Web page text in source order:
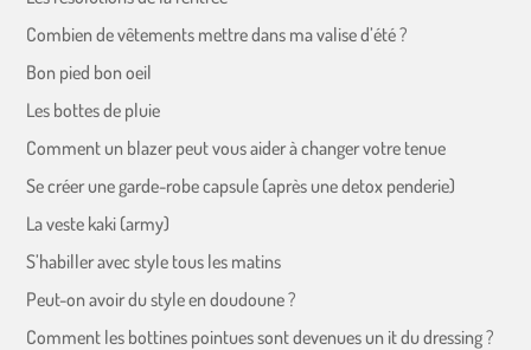
Combien de vêtements mettre dans ma valise d’été ?
Bon pied bon oeil
Les bottes de pluie
Comment un blazer peut vous aider à changer votre tenue
Se créer une garde-robe capsule (après une detox penderie)
La veste kaki (army)
S’habiller avec style tous les matins
Peut-on avoir du style en doudoune ?
Comment les bottines pointues sont devenues un it du dressing ?